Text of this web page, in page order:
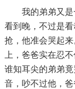
我的弟弟又
看到晚，不过是
抢，他准会哭起
上，爸爸实在忍
谁知耳尖的弟弟
音，吵不过他，